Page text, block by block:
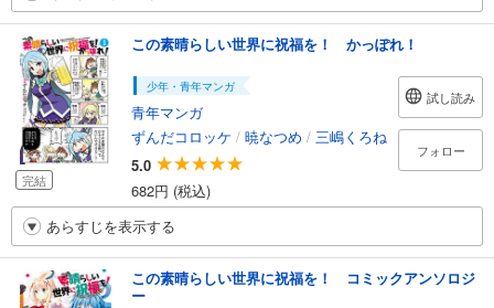
完結
この素晴らしい世界に祝福を！ かっぽれ！
少年・青年マンガ
青年マンガ
ずんだコロッケ / 暁なつめ / 三嶋くろね
5.0
682円 (税込)
試し読み
フォロー
あらすじを表示する
この素晴らしい世界に祝福を！ コミックアンソロジ
ー